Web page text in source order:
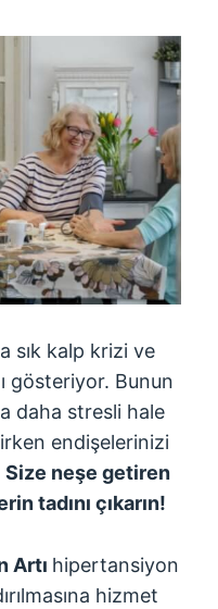
sık kalp krizi ve
gösteriyor. Bunun
daha stresli hale
endişelerinizi
Size neşe getiren
tadını çıkarın!
Artı hipertansiyon
hizmet